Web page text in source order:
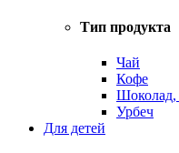
Тип продукта
Чай
Кофе
Шоколад,
Урбеч
Для детей